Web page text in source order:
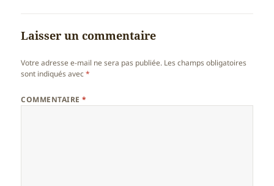
Laisser un commentaire
Votre adresse e-mail ne sera pas publiée. Les champs obligatoires
sont indiqués avec*
COMMENTAIRE*